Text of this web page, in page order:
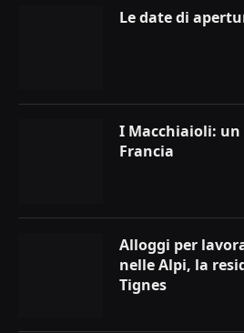
Le date di
I Macchiaioli:
Francia
Alloggi per
nelle Alpi, la
Tignes